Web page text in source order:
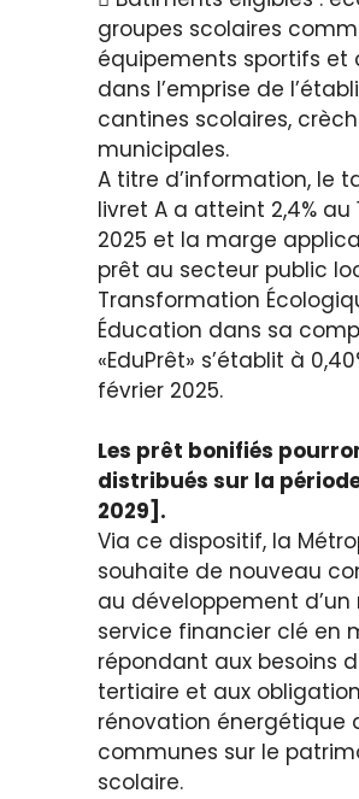
groupes scolaires
équipements sportifs et
dans l’emprise de
cantines scolaires,
municipales.
A titre d’information, le
livret A a atteint 2,4% au
2025 et la marge
prêt au secteur public
Transformation
Éducation dans sa
«EduPrêt» s’établit à
février 2025.
Les prêt bonifiés
distribués sur la
2029].
Via ce dispositif, la
souhaite de nouveau
au développement d’un
service financier clé en
répondant aux besoins
tertiaire et aux
rénovation énergétique
communes sur le
scolaire.